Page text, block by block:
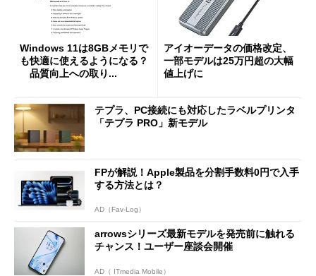
Windows 11は8GBメモリで
も快適に使えるようになる？
品質向上への取り...
アイオーデータの価格改定、
一部モデルは25万円超の大幅
値上げに
テプラ、PC接続にも対応したラベルプリンタ
「テプラ PRO」新モデル
FPが解説！Apple製品を分割手数料0円で入手
する方法とは？
AD（Fav-Log）
arrowsシリーズ最新モデルを発売前に触れる
チャンス！ユーザー座談会開催
AD（ ITmedia Mobile）